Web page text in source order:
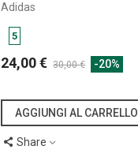
Adidas
5
24,00 € 30,00 € -20%
AGGIUNGI AL CARRELLO
Share